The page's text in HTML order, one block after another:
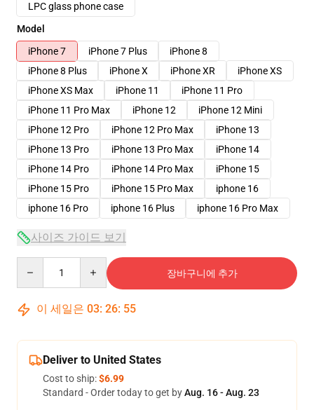
LPC glass phone case
Model
iPhone 7
iPhone 7 Plus
iPhone 8
iPhone 8 Plus
iPhone X iPhone XR
iPhone XS
iPhone XS Max
iPhone 11
iPhone 11 Pro
iPhone 11 Pro Max
iPhone 12
iPhone 12 Mini
iPhone 12 Pro
iPhone 12 Pro Max
iPhone 13
iPhone 13 Pro
iPhone 13 Pro Max
iPhone 14
iPhone 14 Pro
iPhone 14 Pro Max
iPhone 15
iPhone 15 Pro
iPhone 15 Pro Max
iphone 16
iphone 16 Pro
iphone 16 Plus iphone 16 Pro Max
사이즈 가이드 보기
장바구니에 추가
이 세일은 03: 26: 54
Deliver to United States
Cost to ship:$6.99
Standard - Order today to get byAug. 16 - Aug. 23